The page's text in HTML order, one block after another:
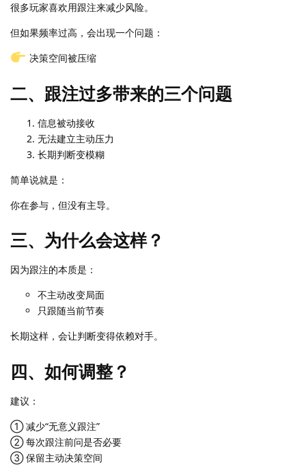
很多玩家喜欢用跟注来减少风险。
但如果频率过高，会出现一个问题：
决策空间被压缩
二、跟注过多带来的三个问题
信息被动接收
无法建立主动压力
长期判断变模糊
简单说就是：
你在参与，但没有主导。
三、为什么会这样？
因为跟注的本质是：
不主动改变局面
只跟随当前节奏
长期这样，会让判断变得依赖对手。
四、如何调整？
建议：
① 减少“无意义跟注”
② 每次跟注前问是否必要
③ 保留主动决策空间